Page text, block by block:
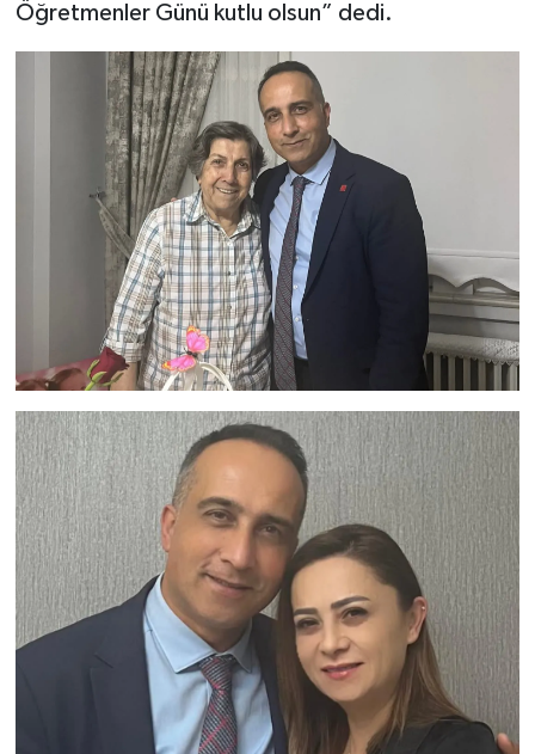
Öğretmenler Günü kutlu olsun” dedi.